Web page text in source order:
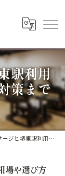
駅利用
策まで
時の相場や選び方安全対策まで徹底解説
場や選び方